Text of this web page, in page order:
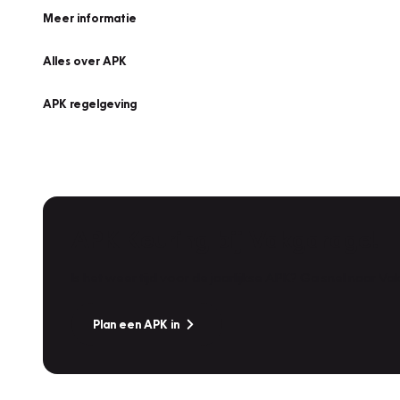
Meer informatie
Alles over APK
APK regelgeving
Plan een APK in